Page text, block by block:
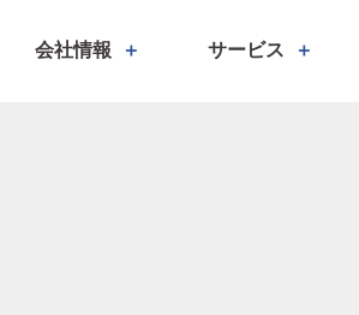
会社情報 サービス